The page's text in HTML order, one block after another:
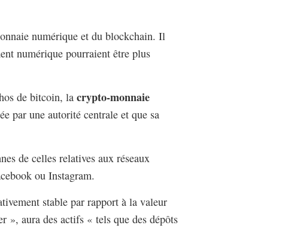
numérique et du blockchain. Il
numérique pourraient être plus
de bitcoin, la crypto-monnaie
par une autorité centrale et que sa
de celles relatives aux réseaux
ou Instagram.
stable par rapport à la valeur
», aura des actifs « tels que des dépôts